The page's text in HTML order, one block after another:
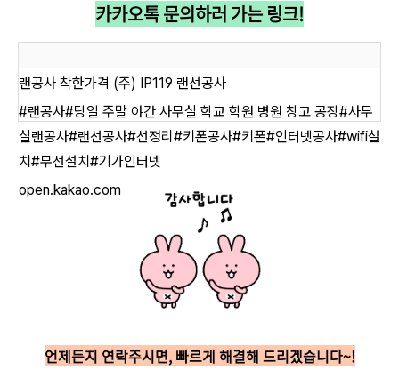
카카오톡 문의하러 가는 링크!
랜공사 착한가격 (주) IP119 랜선공사
#랜공사#당일 주말 야간 사무실 학교 학원 병원 창고 공장#사무
실랜공사#랜선공사#선정리#키폰공사#키폰#인터넷공사#wifi설
치#무선설치#기가인터넷
open.kakao.com
언제든지 연락주시면, 빠르게 해결해 드리겠습니다~!